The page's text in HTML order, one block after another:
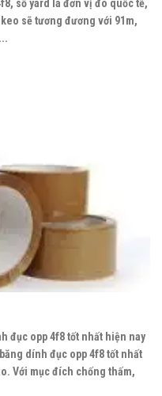
số yard là đơn vị đo quốc tế,
sẽ tương đương với 91m,
đục opp 4f8 tốt nhất hiện nay
dính đục opp 4f8 tốt nhất
Với mục đích chống thấm,